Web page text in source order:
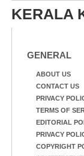
KERALA
GENERAL
ABOUT US
CONTACT US
PRIVACY
TERMS OF
EDITORIAL
PRIVACY
COPYRIGHT